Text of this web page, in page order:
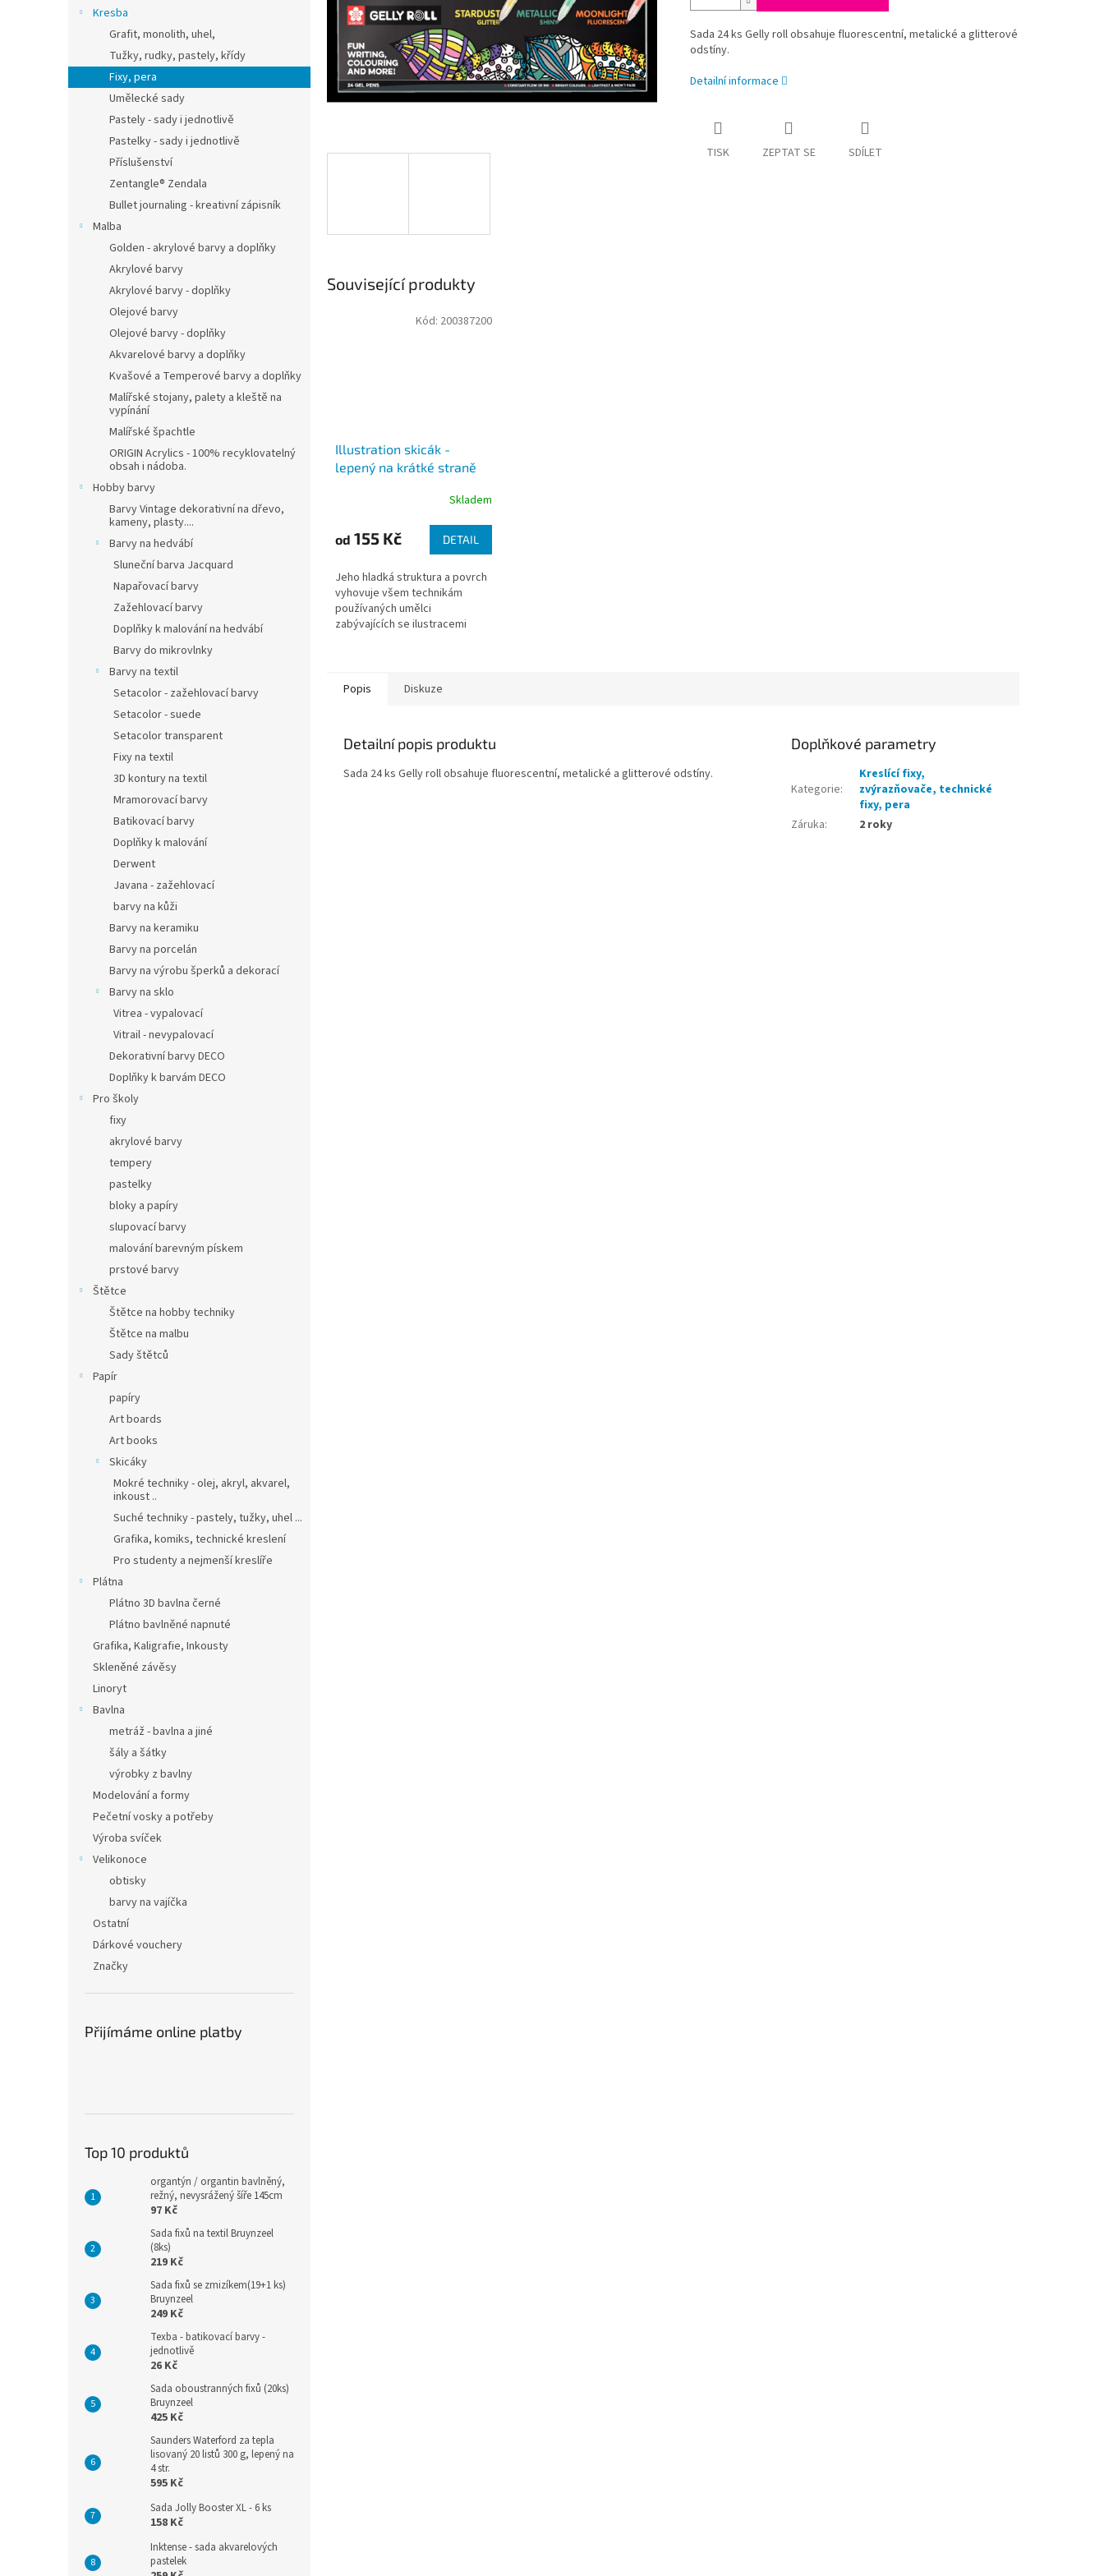
Kresba
Grafit, monolith, uhel,
Tužky, rudky, pastely, křídy
Fixy, pera
Umělecké sady
Pastely - sady i jednotlivě
Pastelky - sady i jednotlivě
Příslušenství
Zentangle® Zendala
Bullet journaling - kreativní zápisník
Malba
Golden - akrylové barvy a doplňky
Akrylové barvy
Akrylové barvy - doplňky
Olejové barvy
Olejové barvy - doplňky
Akvarelové barvy a doplňky
Kvašové a Temperové barvy a doplňky
Malířské stojany, palety a kleště na
vypínání
Malířské špachtle
ORIGIN Acrylics - 100% recyklovatelný
obsah i nádoba.
Hobby barvy
Barvy Vintage dekorativní na dřevo,
kameny, plasty....
Barvy na hedvábí
Sluneční barva Jacquard
Napařovací barvy
Zažehlovací barvy
Doplňky k malování na hedvábí
Barvy do mikrovlnky
Barvy na textil
Setacolor - zažehlovací barvy
Setacolor - suede
Setacolor transparent
Fixy na textil
3D kontury na textil
Mramorovací barvy
Batikovací barvy
Doplňky k malování
Derwent
Javana - zažehlovací
barvy na kůži
Barvy na keramiku
Barvy na porcelán
Barvy na výrobu šperků a dekorací
Barvy na sklo
Vitrea - vypalovací
Vitrail - nevypalovací
Dekorativní barvy DECO
Doplňky k barvám DECO
Pro školy
fixy
akrylové barvy
tempery
pastelky
bloky a papíry
slupovací barvy
malování barevným pískem
prstové barvy
Štětce
Štětce na hobby techniky
Štětce na malbu
Sady štětců
Papír
papíry
Art boards
Art books
Skicáky
Mokré techniky - olej, akryl, akvarel,
inkoust ..
Suché techniky - pastely, tužky, uhel ...
Grafika, komiks, technické kreslení
Pro studenty a nejmenší kreslíře
Plátna
Plátno 3D bavlna černé
Plátno bavlněné napnuté
Grafika, Kaligrafie, Inkousty
Skleněné závěsy
Linoryt
Bavlna
metráž - bavlna a jiné
šály a šátky
výrobky z bavlny
Modelování a formy
Pečetní vosky a potřeby
Výroba svíček
Velikonoce
obtisky
barvy na vajíčka
Ostatní
Dárkové vouchery
Značky
Přijímáme online platby
Top 10 produktů
organtýn / organtin bavlněný,
režný, nevysrážený šíře 145cm
97 Kč
Sada fixů na textil Bruynzeel
(8ks)
219 Kč
Sada fixů se zmizíkem(19+1 ks)
Bruynzeel
249 Kč
Texba - batikovací barvy -
jednotlivě
26 Kč
Sada oboustranných fixů (20ks)
Bruynzeel
425 Kč
Saunders Waterford za tepla
lisovaný 20 listů 300 g, lepený na
4 str.
595 Kč
Sada Jolly Booster XL - 6 ks
158 Kč
Inktense - sada akvarelových
pastelek
Sada 24 ks Gelly roll obsahuje fluorescentní, metalické a glitterové
odstíny.
Detailní informace
TISK ZEPTAT SE SDÍLET
Související produkty
Illustration skicák -
lepený na krátké straně
Skladem
od 155 Kč DETAIL
Jeho hladká struktura a povrch
vyhovuje všem technikám
používaných umělci
zabývajících se ilustracemi
Kód: 200387200
Popis Diskuze
Detailní popis produktu
Sada 24 ks Gelly roll obsahuje fluorescentní, metalické a glitterové odstíny.
Doplňkové parametry
Kategorie:
Kreslící fixy,
zvýrazňovače, technické
fixy, pera
Záruka: 2 roky